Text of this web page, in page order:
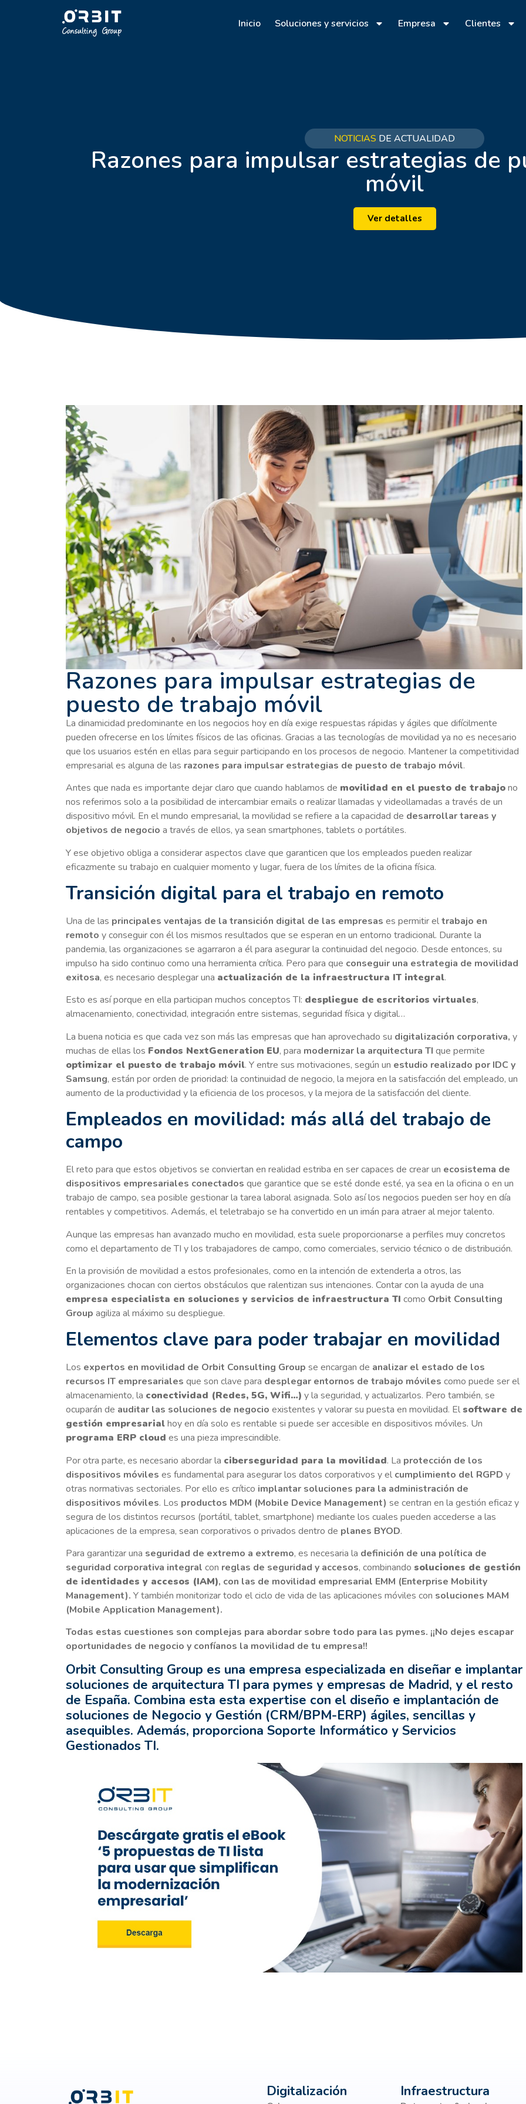
Inicio Soluciones y servicios Empresa Clientes
NOTICIAS DE ACTUALIDAD
Razones para impulsar estrategias de
móvil
Ver detalles
Razones para impulsar estrategias de
puesto de trabajo móvil
La dinamicidad predominante en los negocios hoy en día exige respuestas rápidas y ágiles que difícilmente
pueden ofrecerse en los límites físicos de las oficinas. Gracias a las tecnologías de movilidad ya no es necesario
que los usuarios estén en ellas para seguir participando en los procesos de negocio. Mantener la competitividad
empresarial es alguna de las razones para impulsar estrategias de puesto de trabajo móvil.
Antes que nada es importante dejar claro que cuando hablamos de movilidad en el puesto de trabajono
nos referimos solo a la posibilidad de intercambiar emails o realizar llamadas y videollamadas a través de un
dispositivo móvil. En el mundo empresarial, la movilidad se refiere a la capacidad de desarrollar tareas y
objetivos de negocio a través de ellos, ya sean smartphones, tablets o portátiles.
Y ese objetivo obliga a considerar aspectos clave que garanticen que los empleados pueden realizar
eficazmente su trabajo en cualquier momento y lugar, fuera de los límites de la oficina física.
Transición digital para el trabajo en remoto
Una de las principales ventajas de la transición digital de las empresas es permitir eltrabajo en
remoto y conseguir con él los mismos resultados que se esperan en un entorno tradicional. Durante la
pandemia, las organizaciones se agarraron a él para asegurar la continuidad del negocio. Desde entonces, su
impulso ha sido continuo como una herramienta crítica. Pero para que conseguir una estrategia de movilidad
exitosa, es necesario desplegar una actualización de la infraestructura IT integral.
Esto es así porque en ella participan muchos conceptos TI: despliegue de escritorios virtuales,
almacenamiento, conectividad, integración entre sistemas, seguridad física y digital…
La buena noticia es que cada vez son más las empresas que han aprovechado su digitalización corporativa, y
muchas de ellas los Fondos NextGeneration EU, para modernizar la arquitectura TI que permite
optimizar el puesto de trabajo móvil. Y entre sus motivaciones, según un estudio realizado por IDC y
Samsung, están por orden de prioridad: la continuidad de negocio, la mejora en la satisfacción del empleado, un
aumento de la productividad y la eficiencia de los procesos, y la mejora de la satisfacción del cliente.
Empleados en movilidad: más allá del trabajo de
campo
El reto para que estos objetivos se conviertan en realidad estriba en ser capaces de crear un ecosistema de
dispositivos empresariales conectados que garantice que se esté donde esté, ya sea en la oficina o en un
trabajo de campo, sea posible gestionar la tarea laboral asignada. Solo así los negocios pueden ser hoy en día
rentables y competitivos. Además, el teletrabajo se ha convertido en un imán para atraer al mejor talento.
Aunque las empresas han avanzado mucho en movilidad, esta suele proporcionarse a perfiles muy concretos
como el departamento de TI y los trabajadores de campo, como comerciales, servicio técnico o de distribución.
En la provisión de movilidad a estos profesionales, como en la intención de extenderla a otros, las
organizaciones chocan con ciertos obstáculos que ralentizan sus intenciones. Contar con la ayuda de una
empresa especialista en soluciones y servicios de infraestructura TI como Orbit Consulting
Group agiliza al máximo su despliegue.
Elementos clave para poder trabajar en movilidad
Los expertos en movilidad de Orbit Consulting Group se encargan de analizar el estado de los
recursos IT empresariales que son clave para desplegar entornos de trabajo móviles como puede ser el
almacenamiento, la conectividad (Redes, 5G, Wifi…) y la seguridad, y actualizarlos. Pero también, se
ocuparán de auditar las soluciones de negocio existentes y valorar su puesta en movilidad. El software de
gestión empresarialhoy en día solo es rentable si puede ser accesible en dispositivos móviles. Un
programa ERP cloud es una pieza imprescindible.
Por otra parte, es necesario abordar la ciberseguridad para la movilidad. La protección de los
dispositivos móviles es fundamental para asegurar los datos corporativos y el cumplimiento del RGPD y
otras normativas sectoriales. Por ello es crítico implantar soluciones para la administración de
dispositivos móviles. Los productos MDM (Mobile Device Management) se centran en la gestión eficaz y
segura de los distintos recursos (portátil, tablet, smartphone) mediante los cuales pueden accederse a las
aplicaciones de la empresa, sean corporativos o privados dentro de planes BYOD.
Para garantizar una seguridad de extremo a extremo, es necesaria la definición de una política de
seguridad corporativa integral con reglas de seguridad y accesos, combinando soluciones de gestión
de identidades y accesos (IAM), con las de movilidad empresarial EMM (Enterprise Mobility
Management). Y también monitorizar todo el ciclo de vida de las aplicaciones móviles con soluciones MAM
(Mobile Application Management).
Todas estas cuestiones son complejas para abordar sobre todo para las pymes. ¡¡No dejes escapar
oportunidades de negocio y confíanos la movilidad de tu empresa!!
Orbit Consulting Group es una empresa especializada en diseñar e implantar
soluciones de arquitectura TI para pymes y empresas de Madrid, y el resto
de España. Combina esta esta expertise con el diseño e implantación de
soluciones de Negocio y Gestión (CRM/BPM-ERP) ágiles, sencillas y
asequibles. Además, proporciona Soporte Informático y Servicios
Gestionados TI.
Digitalización Infraestructura